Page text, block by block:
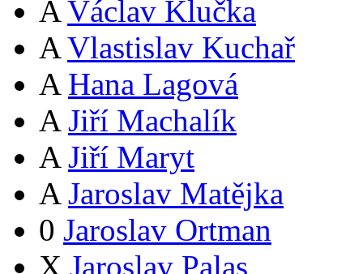
A Václav Klučka
A Vlastislav Kuchař
A Hana Lagová
A Jiří Machalík
A Jiří Maryt
A Jaroslav Matějka
0 Jaroslav Ortman
X Jaroslav Palas